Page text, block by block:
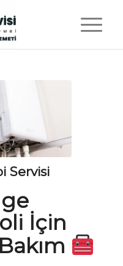
Servisi
İçin